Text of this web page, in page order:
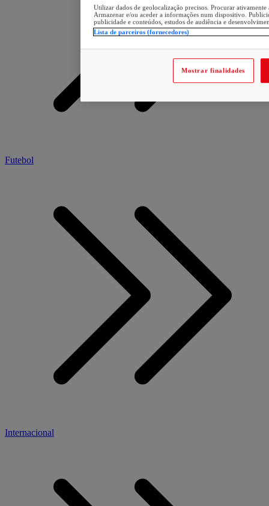
Futebol
Internacional
Utilizar dados de geolocalização precisos. Procurar
Armazenar e/ou aceder a informações num dispositivo.
publicidade e conteúdos, estudos de audiência e
Lista de parceiros (fornecedores)
Mostrar finalidades